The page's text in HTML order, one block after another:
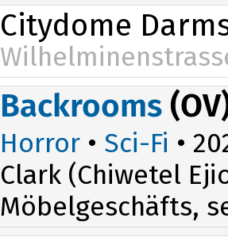
Citydome
Backrooms
Horror • Sci-Fi •
Clark (Chiwetel
Möbelgeschäfts,